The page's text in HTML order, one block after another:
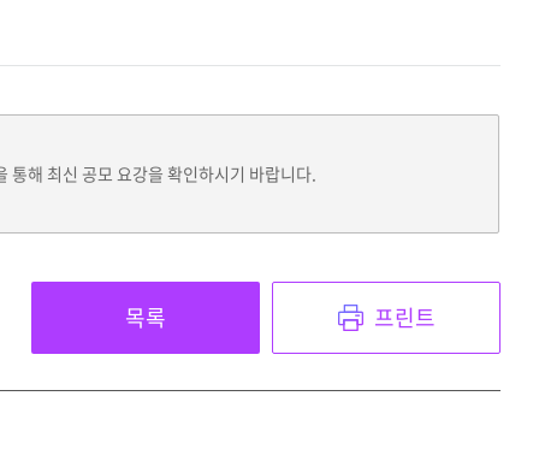
통해 최신 공모 요강을 확인하시기 바랍니다.
목록 프린트